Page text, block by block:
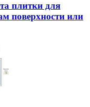
плитки для
поверхности или